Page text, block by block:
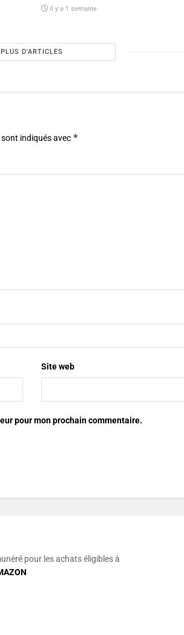
il y a 1 semaine
PLUS D'ARTICLES
indiqués avec *
Site web
pour mon prochain commentaire.
pour les achats éligibles à